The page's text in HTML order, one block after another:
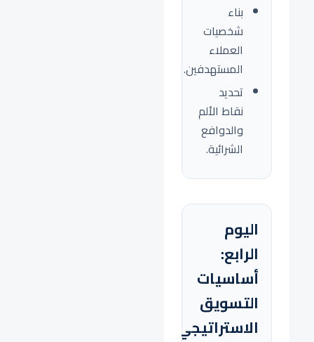
بناء
شخصيات
العملاء
المستهدفين.
تحديد
نقاط الألم
والدوافع
الشرائية.
اليوم
الرابع:
أساسيات
التسويق
الاستراتيجي